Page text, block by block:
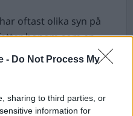
- Do Not Process My
sharing to third parties, or
information for
oftast olika syn på
honom som en